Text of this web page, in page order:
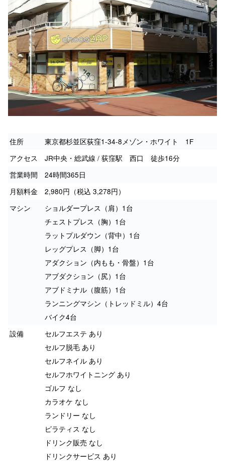
住所
東京都杉並区荻窪1-34-8メゾン・ホワイト 1F
アクセス
JR中央・総武線 / 荻窪駅 西口 徒歩16分
営業時間
24時間365日
月額料金
2,980円（税込 3,278円）
マシン
ショルダープレス（肩）1台
チェストプレス（胸）1台
ラットプルダウン（背中）1台
レッグプレス（脚）1台
アダクション（内もも・骨盤）1台
アブダクション（尻）1台
アブドミナル（腹筋）1台
ランニングマシン（トレッドミル）4台
バイク4台
設備
セルフエステ あり
セルフ脱毛 あり
セルフネイル あり
セルフホワイトニング あり
ゴルフ なし
カラオケ なし
ランドリー なし
ピラティス なし
ドリンク販売 なし
ドリンクサービス あり